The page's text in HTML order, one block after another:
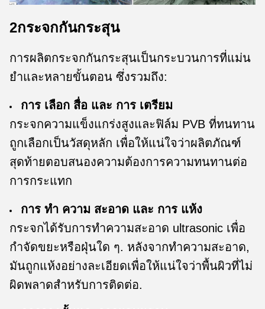
2กระจกกันกระสุน
การผลิตกระจกกันกระสุนเป็นกระบวนการที่แม่น
ยําและหลายขั้นตอน ซึ่งรวมถึง:
การ เลือก สื่อ และ การ เตรียม
กระจกความแข็งแกร่งสูงและฟิล์ม PVB ที่ทนทาน
ถูกเลือกเป็นวัสดุหลัก เพื่อให้แน่ใจว่าผลิตภัณฑ์
สุดท้ายตอบสนองความต้องการความทนทานต่อ
การกระแทก
การ ทํา ความ สะอาด และ การ แห้ง
กระจกได้รับการทําความสะอาด ultrasonic เพื่อ
กําจัดขยะหรือฝุ่นใด ๆ. หลังจากทําความสะอาด,
มันถูกแห้งอย่างละเอียดเพื่อให้แน่ใจว่าพื้นผิวที่ไม่
ผิดพลาดสําหรับการติดต่อ.